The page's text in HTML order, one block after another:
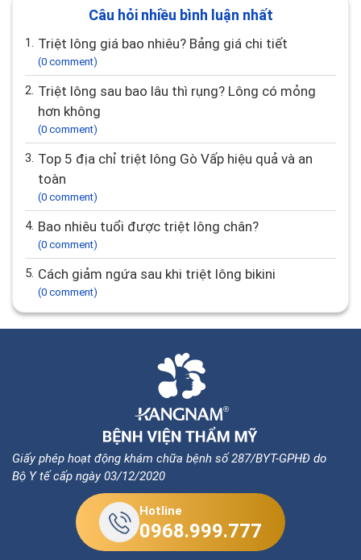
Câu hỏi nhiều bình luận nhất
1. Triệt lông giá bao nhiêu? Bảng giá chi tiết
(0 comment)
2. Triệt lông sau bao lâu thì rụng? Lông có mỏng
hơn không
(0 comment)
3. Top 5 địa chỉ triệt lông Gò Vấp hiệu quả và an
toàn
(0 comment)
4. Bao nhiêu tuổi được triệt lông chân?
(0 comment)
5. Cách giảm ngứa sau khi triệt lông bikini
(0 comment)
Giấy phép hoạt động khám chữa bệnh số 287/BYT-GPHĐ do
Bộ Y tế cấp ngày 03/12/2020
Hotline
0968.999.777